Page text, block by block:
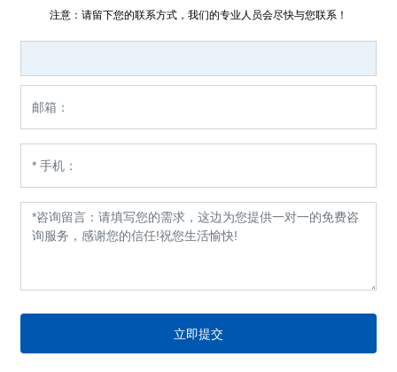
注意：请留下您的联系方式，我们的专业人员会尽快与您联系！
立即提交